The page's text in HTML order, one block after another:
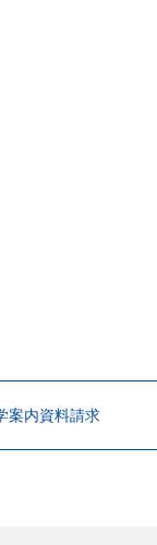
案内資料請求